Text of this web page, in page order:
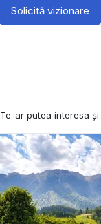
Solicită vizionare
Te-ar putea interesa și: